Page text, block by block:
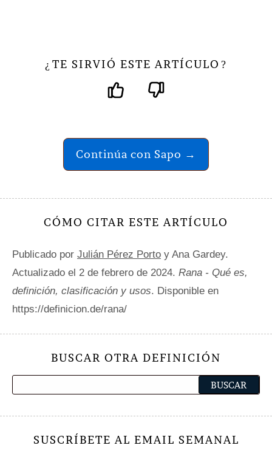
¿ TE SIRVIÓ ESTE ARTÍCULO ?
Continúa con Sapo →
CÓMO CITAR ESTE ARTÍCULO
Publicado por Julián Pérez Porto y Ana Gardey.
Actualizado el 2 de febrero de 2024. Rana - Qué es,
definición, clasificación y usos. Disponible en
https://definicion.de/rana/
BUSCAR OTRA DEFINICIÓN
SUSCRÍBETE AL EMAIL SEMANAL